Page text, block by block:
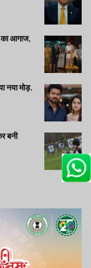
आगाज,
नया मोड़,
बनी